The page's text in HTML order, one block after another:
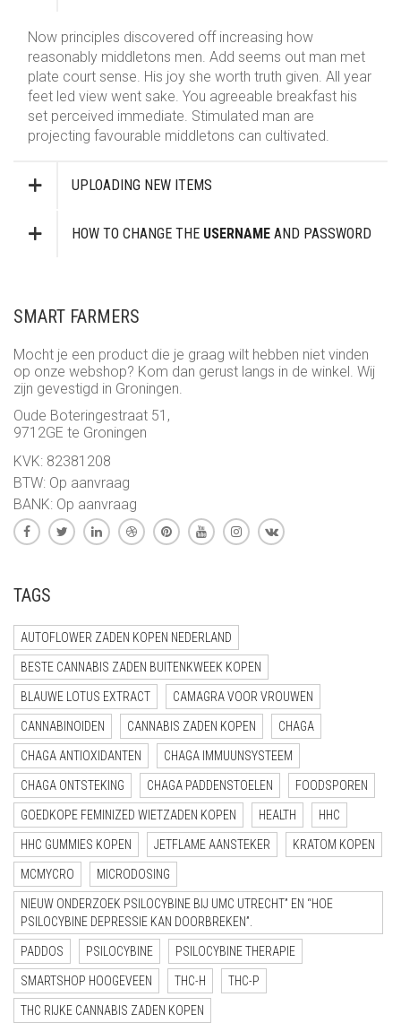
Now principles discovered off increasing how
reasonably middletons men. Add seems out man met
plate court sense. His joy she worth truth given. All year
feet led view went sake. You agreeable breakfast his
set perceived immediate. Stimulated man are
projecting favourable middletons can cultivated.
UPLOADING NEW ITEMS
HOW TO CHANGE THE USERNAME AND PASSWORD
SMART FARMERS
Mocht je een product die je graag wilt hebben niet vinden
op onze webshop? Kom dan gerust langs in de winkel. Wij
zijn gevestigd in Groningen.
Oude Boteringestraat 51,
9712GE te Groningen
KVK: 82381208
BTW: Op aanvraag
BANK: Op aanvraag
TAGS
AUTOFLOWER ZADEN KOPEN NEDERLAND
BESTE CANNABIS ZADEN BUITENKWEEK KOPEN
BLAUWE LOTUS EXTRACT CAMAGRA VOOR VROUWEN
CANNABINOIDEN CANNABIS ZADEN KOPEN CHAGA
CHAGA ANTIOXIDANTEN CHAGA IMMUUNSYSTEEM
CHAGA ONTSTEKING CHAGA PADDENSTOELEN FOODSPOREN
GOEDKOPE FEMINIZED WIETZADEN KOPEN HEALTH HHC
HHC GUMMIES KOPEN JETFLAME AANSTEKER KRATOM KOPEN
MCMYCRO MICRODOSING
NIEUW ONDERZOEK PSILOCYBINE BIJ UMC UTRECHT” EN “HOE
PSILOCYBINE DEPRESSIE KAN DOORBREKEN”.
PADDOS PSILOCYBINE PSILOCYBINE THERAPIE
SMARTSHOP HOOGEVEEN THC-H THC-P
THC RIJKE CANNABIS ZADEN KOPEN